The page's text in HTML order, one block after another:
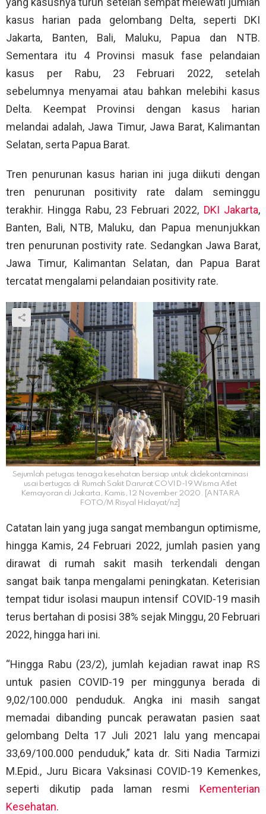
kasus harian pada gelombang Delta, seperti DKI
Jakarta, Banten, Bali, Maluku, Papua dan NTB.
Sementara itu 4 Provinsi masuk fase pelandaian
kasus per Rabu, 23 Februari 2022, setelah
sebelumnya menyamai atau bahkan melebihi kasus
Delta. Keempat Provinsi dengan kasus harian
melandai adalah, Jawa Timur, Jawa Barat, Kalimantan
Selatan, serta Papua Barat.
Tren penurunan kasus harian ini juga diikuti dengan
tren penurunan positivity rate dalam seminggu
terakhir. Hingga Rabu, 23 Februari 2022, DKI Jakarta,
Banten, Bali, NTB, Maluku, dan Papua menunjukkan
tren penurunan postivity rate. Sedangkan Jawa Barat,
Jawa Timur, Kalimantan Selatan, dan Papua Barat
tercatat mengalami pelandaian positivity rate.
Sejumlah petugas tenaga kesehatan bersiap untuk didekontaminasi
usai bertugas di Rumah Sakit Darurat COVID-19 Wisma Atlet
Kemayoran di Jakarta, Kamis, 12 November 2020. [ANTARA
FOTO/M Risyal Hidayat/nz]
Catatan lain yang juga sangat membangun optimisme,
hingga Kamis, 24 Februari 2022, jumlah pasien yang
dirawat di rumah sakit masih terkendali dengan
sangat baik tanpa mengalami peningkatan. Keterisian
tempat tidur isolasi maupun intensif COVID-19 masih
terus bertahan di posisi 38% sejak Minggu, 20 Februari
2022, hingga hari ini.
“Hingga Rabu (23/2), jumlah kejadian rawat inap RS
untuk pasien COVID-19 per minggunya berada di
9,02/100.000 penduduk. Angka ini masih sangat
memadai dibanding puncak perawatan pasien saat
gelombang Delta 17 Juli 2021 lalu yang mencapai
33,69/100.000 penduduk,” kata dr. Siti Nadia Tarmizi
M.Epid., Juru Bicara Vaksinasi COVID-19 Kemenkes,
seperti dikutip pada laman resmi Kementerian
Kesehatan.